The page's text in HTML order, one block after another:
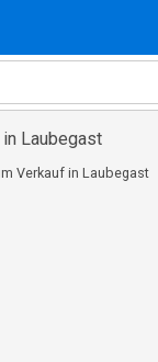
Laubegast
Verkauf in Laubegast